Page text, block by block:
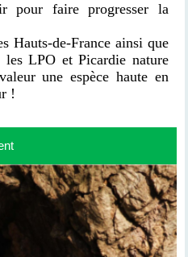
pour faire progresser la
Hauts-de-France ainsi que
les LPO et Picardie nature
une espèce haute en
!